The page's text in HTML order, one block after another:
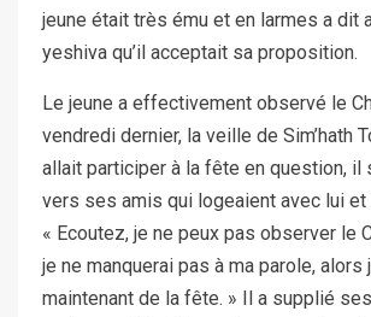
jeune était très ému et en larmes a dit
yeshiva qu’il acceptait sa proposition.
Le jeune a effectivement observé le
vendredi dernier, la veille de Sim’hath
allait participer à la fête en question, il
vers ses amis qui logeaient avec lui et
« Ecoutez, je ne peux pas observer le
je ne manquerai pas à ma parole, alors
maintenant de la fête. » Il a supplié